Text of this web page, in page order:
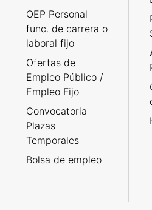
OEP Personal
func. de carrera o
laboral fijo
Ofertas de
Empleo Público /
Empleo Fijo
Convocatoria
Plazas
Temporales
Bolsa de empleo